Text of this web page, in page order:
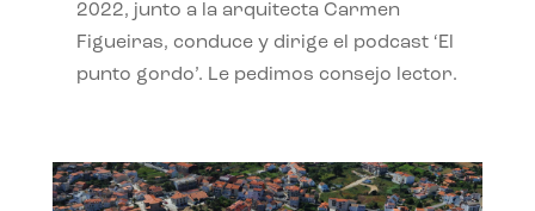
2022, junto a la arquitecta Carmen
Figueiras, conduce y dirige el podcast ‘El
punto gordo’. Le pedimos consejo lector.